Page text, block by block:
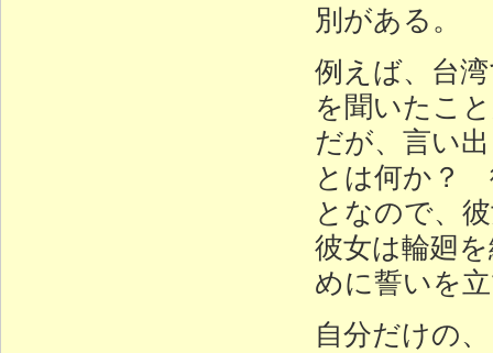
別がある。
例えば、台
を聞いたこ
だが、言い
とは何か？
となので、
彼女は輪廻
めに誓いを
自分だけの